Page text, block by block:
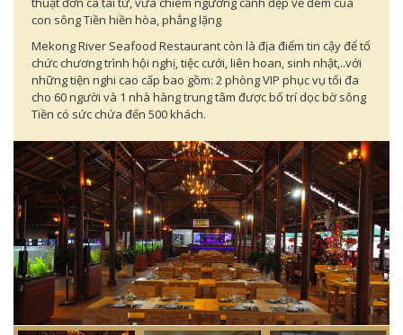
con sông Tiền hiền hòa, phẳng lặng
Mekong River Seafood Restaurant còn là địa điểm tin cậy để tổ
chức chương trình hội nghị, tiệc cưới, liên hoan, sinh nhật,..với
những tiện nghi cao cấp bao gồm: 2 phòng VIP phục vụ tối đa
cho 60 người và 1 nhà hàng trung tâm được bố trí dọc bờ sông
Tiền có sức chứa đến 500 khách.